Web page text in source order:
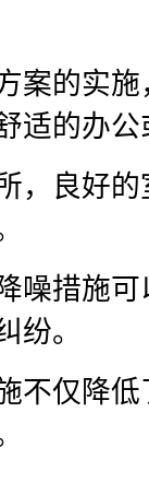
案的实
适的办
，良好
噪措施
纷。
不仅降